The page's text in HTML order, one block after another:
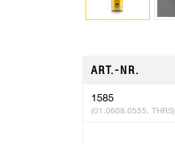
ART.-NR.
1585
(01.0608.0555, THRS)